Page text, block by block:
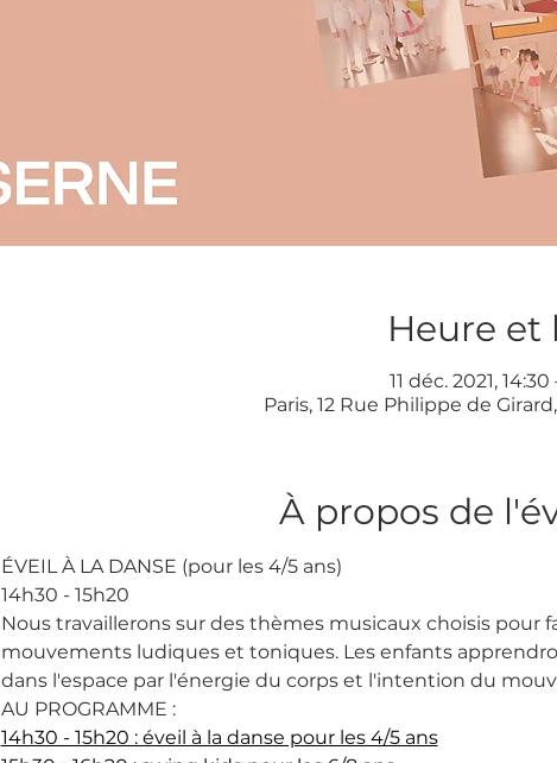
Heure et
11 déc. 2021, 14:30
Paris, 12 Rue Philippe de
À propos de
ÉVEIL À LA DANSE (pour les 4/5 ans)
14h30 - 15h20
Nous travaillerons sur des thèmes musicaux choisis pour
mouvements ludiques et toniques. Les enfants
dans l'espace par l'énergie du corps et l'intention du
AU PROGRAMME :
14h30 - 15h20 : éveil à la danse pour les 4/5 ans